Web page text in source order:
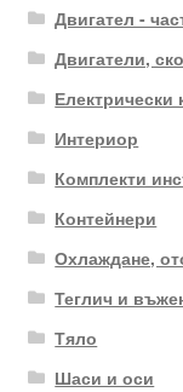
Двигател -
Двигатели,
Електрически
Интериор
Комплекти
Контейнери
Охлаждане,
Теглич и
Тяло
Шаси и оси